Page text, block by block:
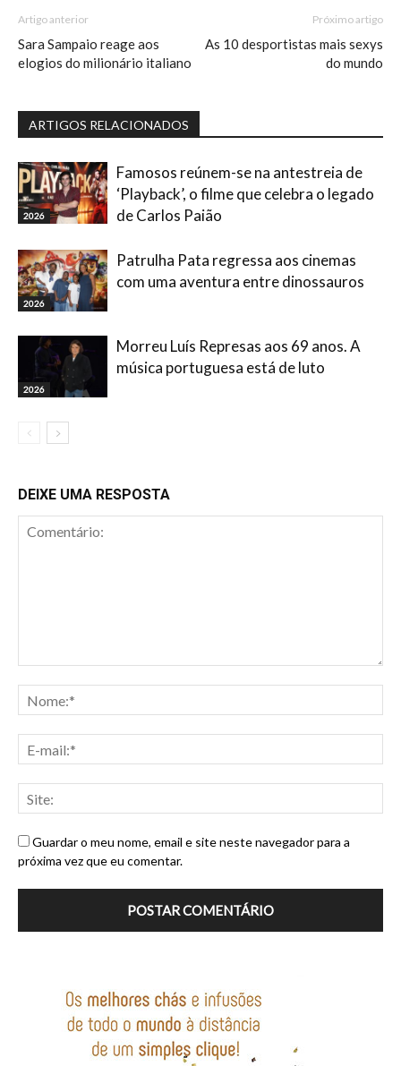
Artigo anterior
Sara Sampaio reage aos
elogios do milionário italiano
Próximo artigo
As 10 desportistas mais sexys
do mundo
ARTIGOS RELACIONADOS
2026
Famosos reúnem-se na antestreia de
‘Playback’, o filme que celebra o legado
de Carlos Paião
2026
Patrulha Pata regressa aos cinemas
com uma aventura entre dinossauros
2026
Morreu Luís Represas aos 69 anos. A
música portuguesa está de luto
DEIXE UMA RESPOSTA
Guardar o meu nome, email e site neste navegador para a
próxima vez que eu comentar.